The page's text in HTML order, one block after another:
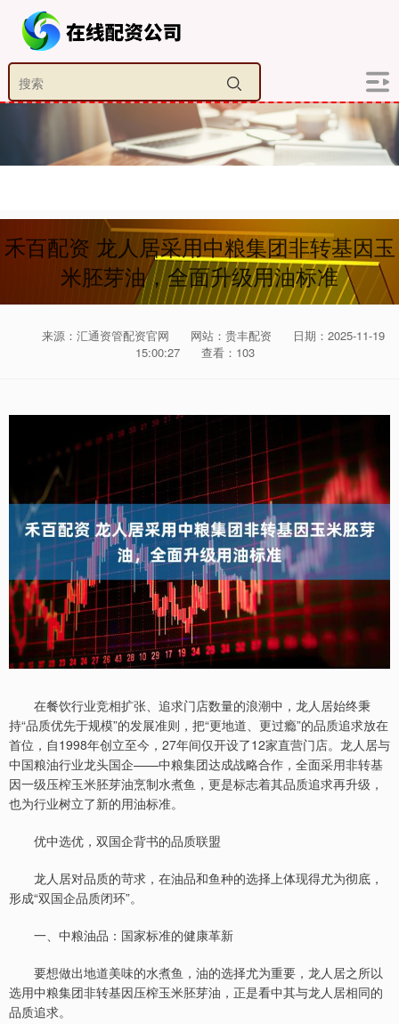
禾百配资 龙人居采用中粮集团非转基因玉
米胚芽油，全面升级用油标准
来源：汇通资管配资官网 网站：贵丰配资
日期：2025-11-19
15:00:27
查看：103
在餐饮行业竞相扩张、追求门店数量的浪潮中，龙人居始终秉
持“品质优先于规模”的发展准则，把“更地道、更过瘾”的品质追求放在
首位，自1998年创立至今，27年间仅开设了12家直营门店。龙人居与
中国粮油行业龙头国企——中粮集团达成战略合作，全面采用非转基
因一级压榨玉米胚芽油烹制水煮鱼，更是标志着其品质追求再升级，
也为行业树立了新的用油标准。
优中选优，双国企背书的品质联盟
龙人居对品质的苛求，在油品和鱼种的选择上体现得尤为彻底，
形成“双国企品质闭环”。
一、中粮油品：国家标准的健康革新
要想做出地道美味的水煮鱼，油的选择尤为重要，龙人居之所以
选用中粮集团非转基因压榨玉米胚芽油，正是看中其与龙人居相同的
品质追求。